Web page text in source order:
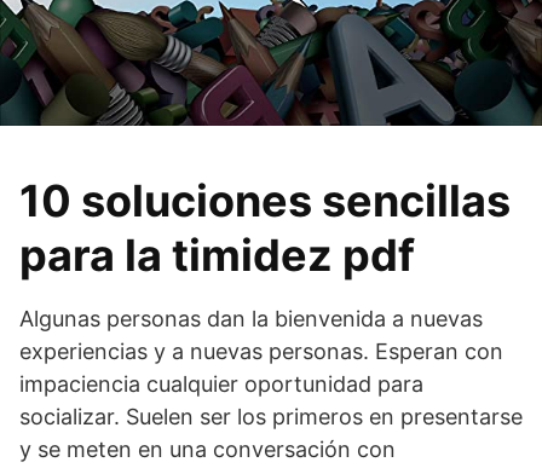
10 soluciones sencillas
para la timidez pdf
Algunas personas dan la bienvenida a nuevas
experiencias y a nuevas personas. Esperan con
impaciencia cualquier oportunidad para
socializar. Suelen ser los primeros en presentarse
y se meten en una conversación con